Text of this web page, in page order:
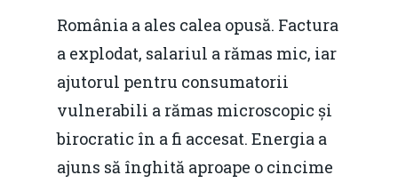
România a ales calea opusă. Factura
a explodat, salariul a rămas mic, iar
ajutorul pentru consumatorii
vulnerabili a rămas microscopic și
birocratic în a fi accesat. Energia a
ajuns să înghită aproape o cincime